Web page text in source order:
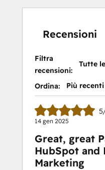
Recensioni
Filtra
recensioni:
Tutte
Ordina: Più recenti
14 gen 2025
Great, great
HubSpot and
Marketing